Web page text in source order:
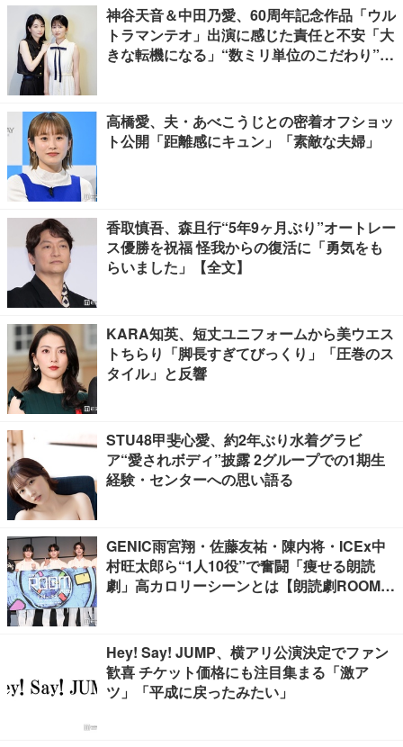
神谷天音＆中田乃愛、60周年記念作品「ウル
トラマンテオ」出演に感じた責任と不安「大
きな転機になる」“数ミリ単位のこだわり”特
高橋愛、夫・あべこうじとの密着オフショッ
ト公開「距離感にキュン」「素敵な夫婦」
香取慎吾、森且行“5年9ヶ月ぶり”オートレー
ス優勝を祝福 怪我からの復活に「勇気をも
らいました」【全文】
KARA知英、短丈ユニフォームから美ウエス
トちらり「脚長すぎてびっくり」「圧巻のス
タイル」と反響
STU48甲斐心愛、約2年ぶり水着グラビ
ア“愛されボディ”披露 2グループでの1期生
経験・センターへの思い語る
GENIC雨宮翔・佐藤友祐・陳内将・ICEx中
村旺太郎ら“1人10役”で奮闘「痩せる朗読
劇」高カロリーシーンとは【朗読劇ROOM2
Hey! Say! JUMP、横アリ公演決定でファン
歓喜 チケット価格にも注目集まる「激ア
ツ」「平成に戻ったみたい」